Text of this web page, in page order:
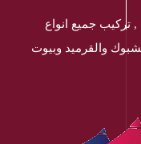
تركيب جميع انواع
والقرميد وبيوت